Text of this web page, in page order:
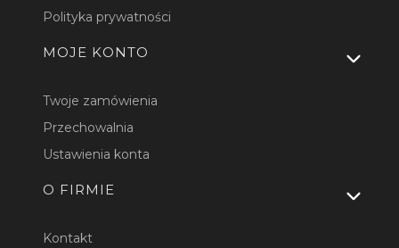
Polityka prywatności
MOJE KONTO
Twoje zamówienia
Przechowalnia
Ustawienia konta
O FIRMIE
Kontakt